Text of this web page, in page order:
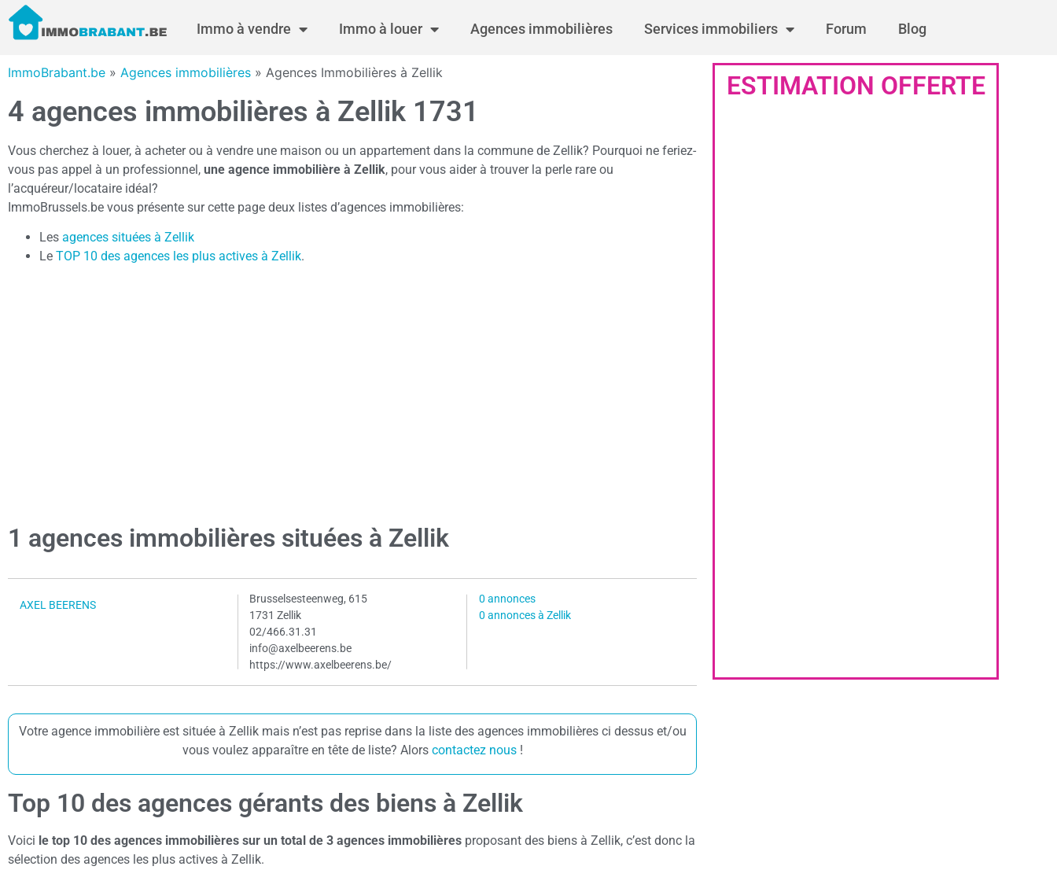
Immo à vendre Immo à louer Agences immobilières Services immobiliers Forum Blog
ImmoBrabant.be » Agences immobilières » Agences Immobilières à Zellik
4 agences immobilières à Zellik 1731
Vous cherchez à louer, à acheter ou à vendre une maison ou un appartement dans la commune de Zellik? Pourquoi ne feriez-
vous pas appel à un professionnel, une agence immobilière à Zellik, pour vous aider à trouver la perle rare ou
l’acquéreur/locataire idéal?
ImmoBrussels.be vous présente sur cette page deux listes d’agences immobilières:
Les agences situées à Zellik
Le TOP 10 des agences les plus actives à Zellik.
1 agences immobilières situées à Zellik
AXEL BEERENS
Brusselsesteenweg, 615
1731 Zellik
02/466.31.31
info@axelbeerens.be
https://www.axelbeerens.be/
0 annonces
0 annonces à Zellik
Votre agence immobilière est située à Zellik mais n’est pas reprise dans la liste des agences immobilières ci dessus et/ou
vous voulez apparaître en tête de liste? Alors contactez nous!
Top 10 des agences gérants des biens à Zellik
Voici le top 10 des agences immobilières sur un total de 3 agences immobilières proposant des biens à Zellik, c’est donc la
sélection des agences les plus actives à Zellik.
ESTIMATION OFFERTE